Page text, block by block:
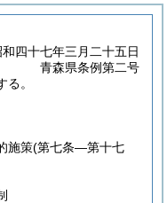
和四十七年三月二十五日
青森県条例第二号
。
施策(第七条―第十七